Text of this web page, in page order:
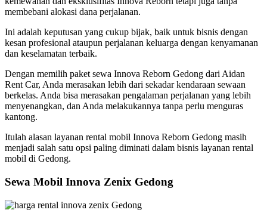
membebani alokasi dana perjalanan.
Ini adalah keputusan yang cukup bijak, baik untuk bisnis dengan
kesan profesional ataupun perjalanan keluarga dengan kenyamanan
dan keselamatan terbaik.
Dengan memilih paket sewa Innova Reborn Gedong dari Aidan
Rent Car, Anda merasakan lebih dari sekadar kendaraan sewaan
berkelas. Anda bisa merasakan pengalaman perjalanan yang lebih
menyenangkan, dan Anda melakukannya tanpa perlu menguras
kantong.
Itulah alasan layanan rental mobil Innova Reborn Gedong masih
menjadi salah satu opsi paling diminati dalam bisnis layanan rental
mobil di Gedong.
Sewa Mobil Innova Zenix Gedong